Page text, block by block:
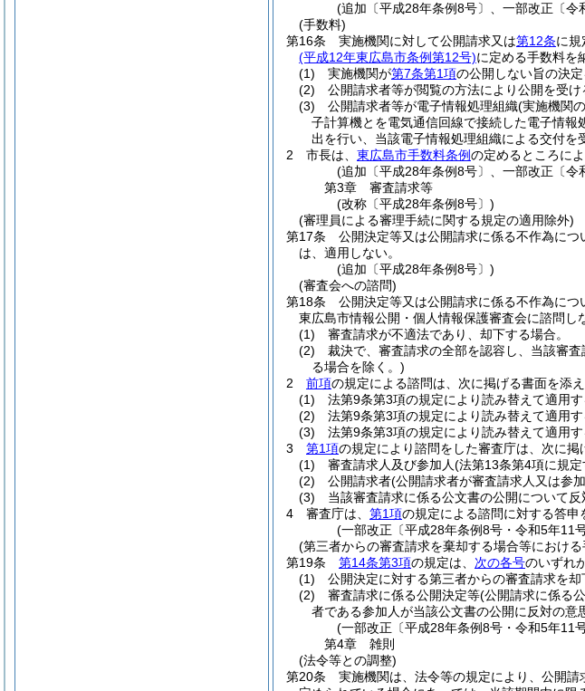
(追加〔平成28年条例8号〕、一部改正〔令
(手数料)
第16条
実施機関に対して公開請求又は第12条に規
(平成12年東広島市条例第12号)に定める手数料を
(1)
実施機関が第7条第1項の公開しない旨の決
(2)
公開請求者等が閲覧の方法により公開を受け
(3)
公開請求者等が電子情報処理組織(実施機関
子計算機とを電気通信回線で接続した電子情
出を行い、当該電子情報処理組織による交付を
2
市長は、 東広島市手数料条例の定めるところによ
(追加〔平成28年条例8号〕、一部改正〔令
第3章
審査請求等
(改称〔平成28年条例8号〕)
(審理員による審理手続に関する規定の適用除外)
第17条
公開決定等又は公開請求に係る不作為に
は、適用しない。
(追加〔平成28年条例8号〕)
(審査会への諮問)
第18条
公開決定等又は公開請求に係る不作為につ
東広島市情報公開・個人情報保護審査会に諮問し
(1)
審査請求が不適法であり、却下する場合。
(2)
裁決で、審査請求の全部を認容し、当該審
る場合を除く。)
2
前項の規定による諮問は、次に掲げる書面を添え
(1)
法第9条第3項の規定により読み替えて適用
(2)
法第9条第3項の規定により読み替えて適用
(3)
法第9条第3項の規定により読み替えて適用
3
第1項の規定により諮問をした審査庁は、次に掲
(1)
審査請求人及び参加人(法第13条第4項に規
(2)
公開請求者(公開請求者が審査請求人又は参
(3)
当該審査請求に係る公文書の公開について
4
審査庁は、 第1項の規定による諮問に対する答申
(一部改正〔平成28年条例8号・令和5年11
(第三者からの審査請求を棄却する場合等における
第19条
第14条第3項の規定は、 次の各号のいずれ
(1)
公開決定に対する第三者からの審査請求を
(2)
審査請求に係る公開決定等(公開請求に係る
者である参加人が当該公文書の公開に反対の意
(一部改正〔平成28年条例8号・令和5年11
第4章
雑則
(法令等との調整)
第20条
実施機関は、法令等の規定により、公開請